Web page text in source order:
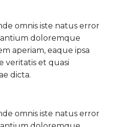
omnis iste natus error
doloremque
aperiam, eaque ipsa
veritatis et quasi
dicta.
omnis iste natus error